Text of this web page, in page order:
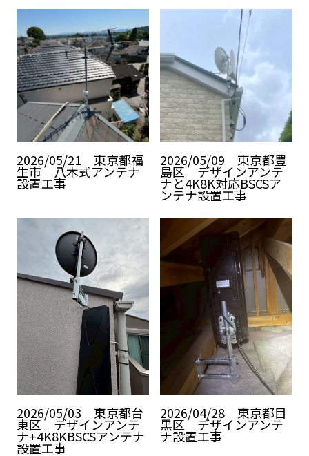
2026/05/21 東京都福
生市 八木式アンテナ
設置工事
2026/05/09 東京都豊
島区 デザインアンテ
ナと4K8K対応BSCSア
ンテナ設置工事
2026/05/03 東京都台
東区 デザインアンテ
ナ+4K8KBSCSアンテナ
設置工事
2026/04/28 東京都目
黒区 デザインアンテ
ナ設置工事